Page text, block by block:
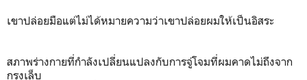
เขาปล่อยมือแต่ไม่ได้หมายความว่าเขาปล่อยผมให้เป็นอิสระ
สภาพร่างกายที่กำลังเปลี่ยนแปลงกับการจู่โจมที่ผมคาดไม่ถึงจาก
กรงเล็บ